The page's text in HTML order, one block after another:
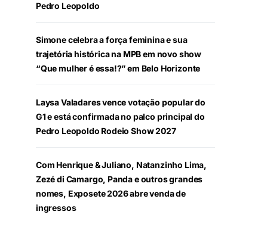
Pedro Leopoldo
Simone celebra a força feminina e sua
trajetória histórica na MPB em novo show
“Que mulher é essa!?” em Belo Horizonte
Laysa Valadares vence votação popular do
G1 e está confirmada no palco principal do
Pedro Leopoldo Rodeio Show 2027
Com Henrique & Juliano, Natanzinho Lima,
Zezé di Camargo, Panda e outros grandes
nomes, Exposete 2026 abre venda de
ingressos